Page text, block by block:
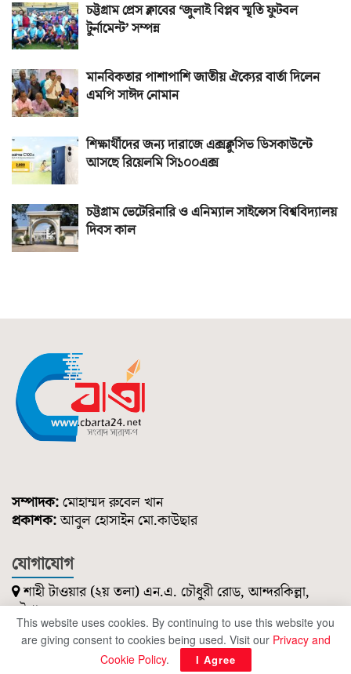
চট্টগ্রাম প্রেস ক্লাবের ‘জুলাই বিপ্লব স্মৃতি ফুটবল
টুর্নামেন্ট’ সম্পন্ন
মানবিকতার পাশাপাশি জাতীয় ঐক্যের বার্তা দিলেন
এমপি সাঈদ নোমান
শিক্ষার্থীদের জন্য দারাজে এক্সক্লুসিভ ডিসকাউন্টে
আসছে রিয়েলমি সি১০০এক্স
চট্টগ্রাম ভেটেরিনারি ও এনিম্যাল সাইন্সেস বিশ্ববিদ্যালয়
দিবস কাল
সম্পাদক: মোহাম্মদ রুবেল খান
প্রকাশক:আবুল হোসাইন মো.কাউছার
যোগাযোগ
শাহী টাওয়ার (২য় তলা) এন.এ. চৌধুরী রোড, আন্দরকিল্লা,
চট্টগ্রাম।
০১৮৫১ ২১৪ ৭৪৭
cbartanews@gmail.com
This website uses cookies. By continuing to use this website you
are giving consent to cookies being used. Visit our Privacy and
Cookie Policy. I Agree